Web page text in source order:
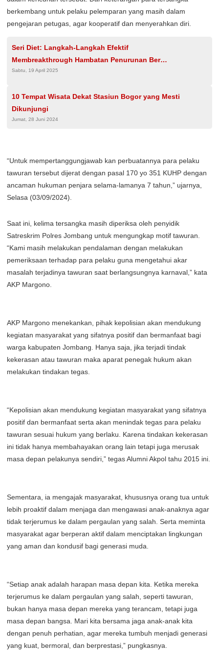
berkembang untuk pelaku pelemparan yang masih dalam
pengejaran petugas, agar kooperatif dan menyerahkan diri.
Seri Diet: Langkah-Langkah Efektif
Membreakthrough Hambatan Penurunan Berat
Badan Anda
Sabtu, 19 April 2025
10 Tempat Wisata Dekat Stasiun Bogor yang Mesti
Dikunjungi
Jumat, 28 Juni 2024
“Untuk mempertanggungjawab kan perbuatannya para pelaku
tawuran tersebut dijerat dengan pasal 170 yo 351 KUHP dengan
ancaman hukuman penjara selama-lamanya 7 tahun,” ujarnya,
Selasa (03/09/2024).
Saat ini, kelima tersangka masih diperiksa oleh penyidik
Satreskrim Polres Jombang untuk mengungkap motif tawuran.
“Kami masih melakukan pendalaman dengan melakukan
pemeriksaan terhadap para pelaku guna mengetahui akar
masalah terjadinya tawuran saat berlangsungnya karnaval,” kata
AKP Margono.
AKP Margono menekankan, pihak kepolisian akan mendukung
kegiatan masyarakat yang sifatnya positif dan bermanfaat bagi
warga kabupaten Jombang. Hanya saja, jika terjadi tindak
kekerasan atau tawuran maka aparat penegak hukum akan
melakukan tindakan tegas.
“Kepolisian akan mendukung kegiatan masyarakat yang sifatnya
positif dan bermanfaat serta akan menindak tegas para pelaku
tawuran sesuai hukum yang berlaku. Karena tindakan kekerasan
ini tidak hanya membahayakan orang lain tetapi juga merusak
masa depan pelakunya sendiri,” tegas Alumni Akpol tahu 2015 ini.
Sementara, ia mengajak masyarakat, khususnya orang tua untuk
lebih proaktif dalam menjaga dan mengawasi anak-anaknya agar
tidak terjerumus ke dalam pergaulan yang salah. Serta meminta
masyarakat agar berperan aktif dalam menciptakan lingkungan
yang aman dan kondusif bagi generasi muda.
“Setiap anak adalah harapan masa depan kita. Ketika mereka
terjerumus ke dalam pergaulan yang salah, seperti tawuran,
bukan hanya masa depan mereka yang terancam, tetapi juga
masa depan bangsa. Mari kita bersama jaga anak-anak kita
dengan penuh perhatian, agar mereka tumbuh menjadi generasi
yang kuat, bermoral, dan berprestasi,” pungkasnya.